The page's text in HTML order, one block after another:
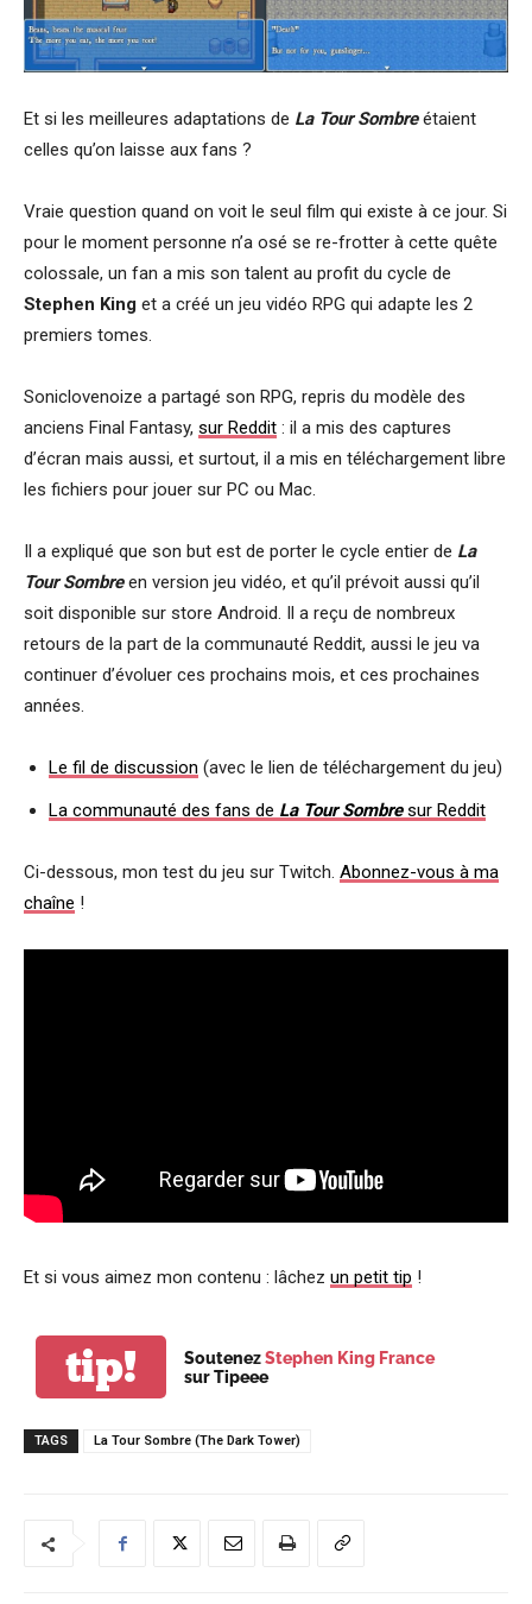
Et si les meilleures adaptations de La Tour Sombreétaient
celles qu’on laisse aux fans ?
Vraie question quand on voit le seul film qui existe à ce jour. Si
pour le moment personne n’a osé se re-frotter à cette quête
colossale, un fan a mis son talent au profit du cycle de
Stephen King et a créé un jeu vidéo RPG qui adapte les 2
premiers tomes.
Soniclovenoize a partagé son RPG, repris du modèle des
anciens Final Fantasy, sur Reddit : il a mis des captures
d’écran mais aussi, et surtout, il a mis en téléchargement libre
les fichiers pour jouer sur PC ou Mac.
Il a expliqué que son but est de porter le cycle entier de La
Tour Sombreen version jeu vidéo, et qu’il prévoit aussi qu’il
soit disponible sur store Android. Il a reçu de nombreux
retours de la part de la communauté Reddit, aussi le jeu va
continuer d’évoluer ces prochains mois, et ces prochaines
années.
Le fil de discussion (avec le lien de téléchargement du jeu)
La communauté des fans de La Tour Sombresur Reddit
Ci-dessous, mon test du jeu sur Twitch. Abonnez-vous à ma
chaîne !
Et si vous aimez mon contenu : lâchez un petit tip !
tip! SoutenezStephen King France
sur Tipeee
TAGS La Tour Sombre (The Dark Tower)